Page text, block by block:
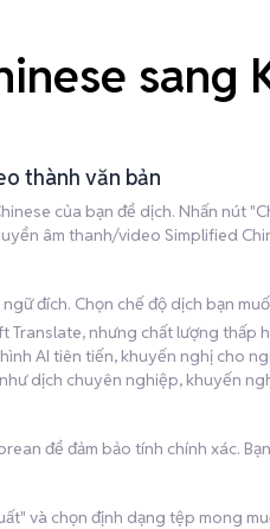
sang
thành văn bản
của bạn để dịch. Nhấn nút
âm thanh/video Simplified
đích. Chọn chế độ dịch bạn
Translate, nhưng chất lượng thấp
AI tiên tiến, khuyến nghị cho
dịch chuyên nghiệp, khuyến
để đảm bảo tính chính xác.
và chọn định dạng tệp mong